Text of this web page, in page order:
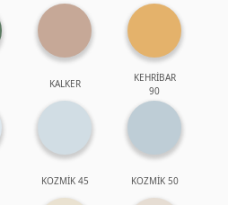
KALKER
KEHRİBAR
90
KOZMİK 45 KOZMİK 50